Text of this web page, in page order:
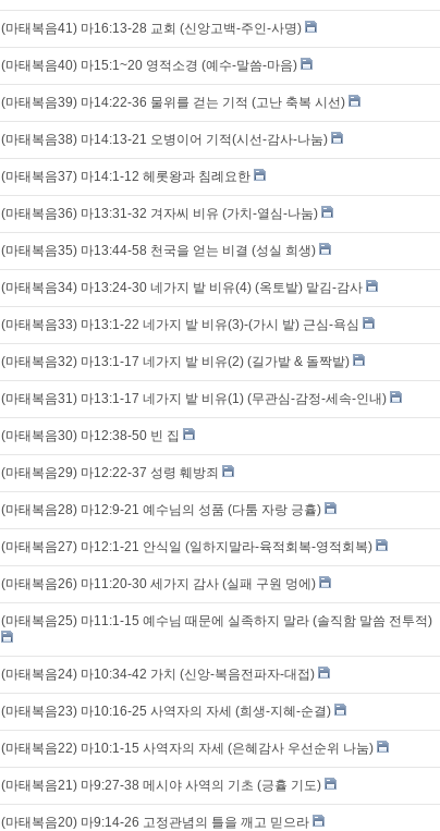
(마태복음41) 마16:13-28 교회 (신앙고백-주인-사명)
(마태복음40) 마15:1~20 영적소경 (예수-말씀-마음)
(마태복음39) 마14:22-36 물위를 걷는 기적 (고난 축복 시선)
(마태복음38) 마14:13-21 오병이어 기적(시선-감사-나눔)
(마태복음37) 마14:1-12 헤롯왕과 침례요한
(마태복음36) 마13:31-32 겨자씨 비유 (가치-열심-나눔)
(마태복음35) 마13:44-58 천국을 얻는 비결 (성실 희생)
(마태복음34) 마13:24-30 네가지 밭 비유(4) (옥토밭) 맡김-감사
(마태복음33) 마13:1-22 네가지 밭 비유(3)-(가시 밭) 근심-욕심
(마태복음32) 마13:1-17 네가지 밭 비유(2) (길가밭 & 돌짝밭)
(마태복음31) 마13:1-17 네가지 밭 비유(1) (무관심-감정-세속-인내)
(마태복음30) 마12:38-50 빈 집
(마태복음29) 마12:22-37 성령 훼방죄
(마태복음28) 마12:9-21 예수님의 성품 (다툼 자랑 긍휼)
(마태복음27) 마12:1-21 안식일 (일하지말라-육적회복-영적회복)
(마태복음26) 마11:20-30 세가지 감사 (실패 구원 멍에)
(마태복음25) 마11:1-15 예수님 때문에 실족하지 말라 (솔직함 말씀 전투적)
(마태복음24) 마10:34-42 가치 (신앙-복음전파자-대접)
(마태복음23) 마10:16-25 사역자의 자세 (희생-지혜-순결)
(마태복음22) 마10:1-15 사역자의 자세 (은혜감사 우선순위 나눔)
(마태복음21) 마9:27-38 메시야 사역의 기초 (긍휼 기도)
(마태복음20) 마9:14-26 고정관념의 틀을 깨고 믿으라